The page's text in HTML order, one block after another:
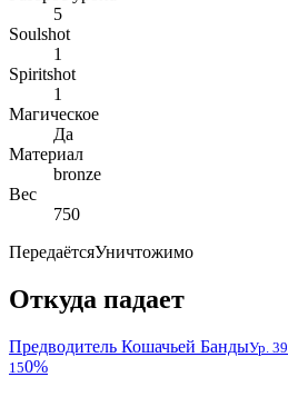
5
Soulshot
1
Spiritshot
1
Магическое
Да
Материал
bronze
Вес
750
ПередаётсяУничтожимо
Откуда падает
Предводитель Кошачьей БандыУр. 39
150%